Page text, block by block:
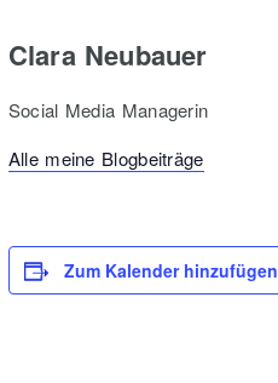
Clara Neubauer
Social Media Managerin
Alle meine Blogbeiträge
Zum Kalender hinzufügen